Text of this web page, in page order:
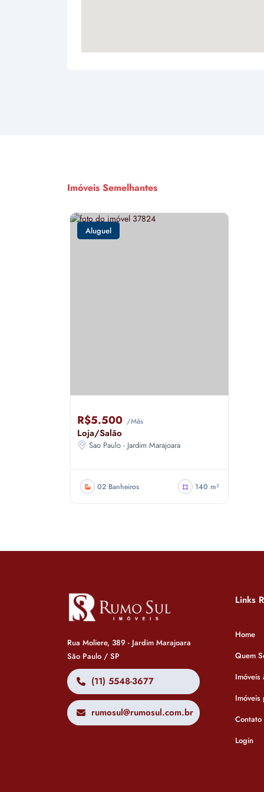
Imóveis Semelhantes
Aluguel
R$5.500 /Mês
Loja/Salão
Sao Paulo - Jardim Marajoara
02 Banheiros 140 m²
Rua Moliere, 389 - Jardim Marajoara
São Paulo / SP
(11) 5548-3677
rumosul@rumosul.com.br
Links
Home
Quem
Imóveis
Imóveis
Contato
Login